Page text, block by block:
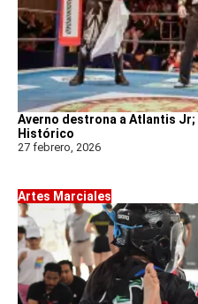
Averno destrona a Atlantis Jr;
Histórico
27 febrero, 2026
Artes Marciales